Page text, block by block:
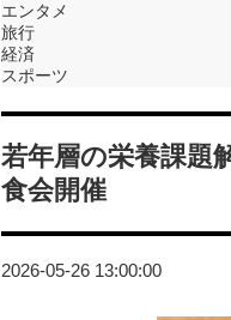
エンタメ
旅行
経済
スポーツ
若年層の栄養課題
食会開催
2026-05-26 13:00:00